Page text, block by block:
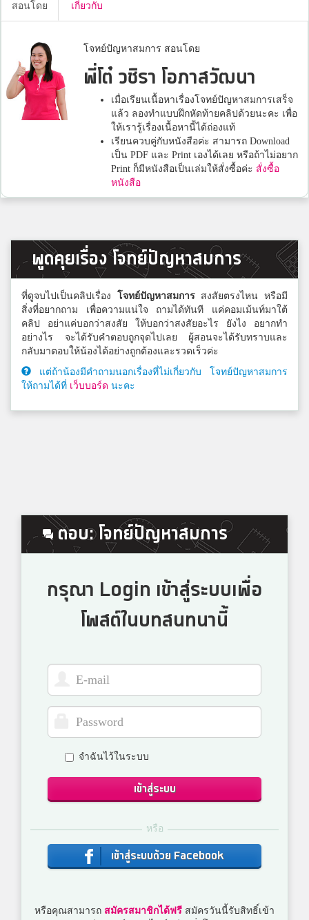
สอนโดย เกี่ยวกับ
โจทย์ปัญหาสมการ สอนโดย
พี่โต๋ วชิรา โอภาสวัฒนา
เมื่อเรียนเนื้อหาเรื่องโจทย์ปัญหาสมการเสร็จ
แล้ว ลองทำแบบฝึกหัดท้ายคลิปด้วยนะคะ เพื่อ
ให้เรารู้เรื่องเนื้อหานี้ได้ถ่องแท้
เรียนควบคู่กับหนังสือค่ะ สามารถ Download
เป็น PDF และ Print เองได้เลย หรือถ้าไม่อยาก
Print ก็มีหนังสือเป็นเล่มให้สั่งซื้อค่ะ สั่งซื้อ
หนังสือ
พูดคุยเรื่อง โจทย์ปัญหาสมการ
ที่ดูจบไปเป็นคลิปเรื่อง โจทย์ปัญหาสมการสงสัยตรงไหน หรือมี
สิ่งที่อยากถาม เพื่อความแน่ใจ ถามได้ทันที แค่คอมเม้นท์มาใต้
คลิป อย่าแค่บอกว่าสงสัย ให้บอกว่าสงสัยอะไร ยังไง อยากทำ
อย่างไร จะได้รับคำตอบถูกจุดไปเลย ผู้สอนจะได้รับทราบและ
กลับมาตอบให้น้องได้อย่างถูกต้องและรวดเร็วค่ะ
แต่ถ้าน้องมีคำถามนอกเรื่องที่ไม่เกี่ยวกับ โจทย์ปัญหาสมการ
ให้ถามได้ที่ เว็บบอร์ด นะคะ
ตอบ: โจทย์ปัญหาสมการ
กรุณา Login เข้าสู่ระบบเพื่อ
โพสต์ในบทสนทนานี้
จำฉันไว้ในระบบ
เข้าสู่ระบบ
หรือ
เข้าสู่ระบบด้วย Facebook
หรือคุณสามารถ สมัครสมาชิกได้ฟรี สมัครวันนี้รับสิทธิ์เข้า